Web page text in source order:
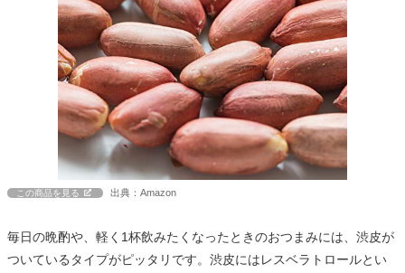
この商品を見る 出典：Amazon
毎日の晩酌や、軽く1杯飲みたくなったときのおつまみには、渋皮が
ついているタイプがピッタリです。渋皮にはレスベラトロールとい